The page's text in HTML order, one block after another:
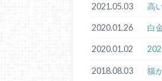
2021.05.03 高
2020.01.26 白
2020.01.02
2018.08.03 猫